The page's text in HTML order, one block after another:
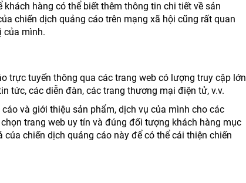
hàng có thể biết thêm thông tin chi tiết về sản
chiến dịch quảng cáo trên mạng xã hội cũng rất quan
của mình.
trực tuyến thông qua các trang web có lượng truy cập lớn
tức, các diễn đàn, các trang thương mại điện tử, v.v.
và giới thiệu sản phẩm, dịch vụ của mình cho các
trang web uy tín và đúng đối tượng khách hàng mục
chiến dịch quảng cáo này để có thể cải thiện chiến